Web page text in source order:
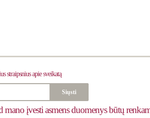
straipsnius apie sveikatą
įvesti asmens duomenys būtų